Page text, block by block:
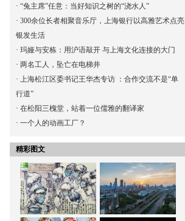
· “兔主席”任意：当好知识之树的“浇水人”
· 300余位长者相聚音乐厅，上海银行以高雅艺术点亮
银发生活
· 玛娅与安栋：用沪语敲开 与上海文化连接的大门
· 两名工人，坠亡在电梯井
· 上海松江区委书记王华杰专访 ：合作交流不是“单
行道”
· 在松阳三槐堂，站着一位儒雅的翻译家
· 一个人的动画工厂？
精彩图文